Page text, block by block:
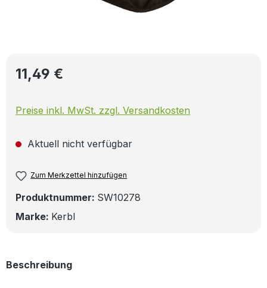
Regulärer Preis:
11,49 €
Preise inkl. MwSt. zzgl. Versandkosten
Aktuell nicht verfügbar
Zum Merkzettel hinzufügen
Produktnummer: SW10278
Marke: Kerbl
Beschreibung